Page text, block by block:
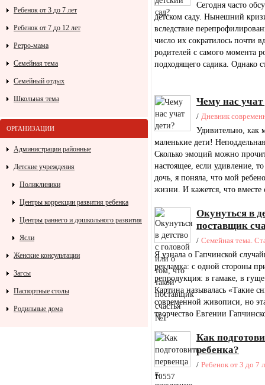
Сегодня часто
детском саду. Нынешний
вследствие
число их сократилось почти
родителей с самого момента
подходящего садика. Однако
Чему нас учат
/ Дневник
Удивительно, как
маленькие дети!
Сколько эмоций можно
настоящее, если удивление,
дочь, я поняла, что мой
жизни. И кажется, что
Окунуться в
поставщик
/ Семейная тема.
Я узнала о Гапчинской
рекламка: с одной стороны
репродукция: в гамаке, в
Картина называлась «Такие
современной живописи, но
творчество Евгении
Как
ребенка?
/ Ребенок от 3 до 7
10557
Ребенок от 3 до 7 лет
Ребенок от 7 до 12 лет
Ретро-мама
Семейная тема
Семейный отдых
Школьная тема
ОРГАНИЗАЦИИ
Администрации районные
Детские учреждения
Поликлиники
Центры коррекции развития ребенка
Центры раннего и дошкольного развития
Ясли
Женские консультации
Загсы
Паспортные столы
Родильные дома